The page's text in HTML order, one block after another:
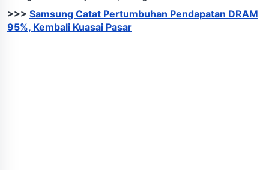
>>> Samsung Catat Pertumbuhan Pendapatan DRAM
95%, Kembali Kuasai Pasar